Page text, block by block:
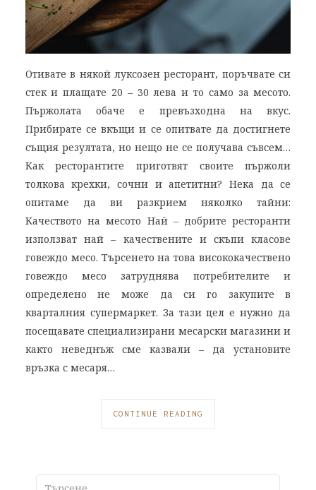
Отивате в някой луксозен ресторант, поръчвате си
стек и плащате 20 – 30 лева и то само за месото.
Пържолата обаче е превъзходна на вкус.
Прибирате се вкъщи и се опитвате да достигнете
същия резултата, но нещо не се получава съвсем…
Как ресторантите приготвят своите пържоли
толкова крехки, сочни и апетитни? Нека да се
опитаме да ви разкрием няколко тайни:
Качеството на месото Най – добрите ресторанти
използват най – качествените и скъпи класове
говеждо месо. Търсенето на това висококачествено
говеждо месо затруднява потребителите и
определено не може да си го закупите в
кварталния супермаркет. За тази цел е нужно да
посещавате специализирани месарски магазини и
както неведнъж сме казвали – да установите
връзка с месаря…
CONTINUE READING